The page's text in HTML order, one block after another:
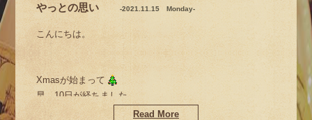
Xmasにも
拍車がかかってまいりました
やっとの思い -2021.11.15 Monday-
こんにちは。
Xmasが始まって
早、10日が経ちました。
Read More